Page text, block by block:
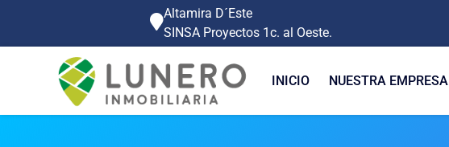
Altamira D´Este
SINSA Proyectos 1c. al Oeste.
INICIO NUESTRA EMPRESA